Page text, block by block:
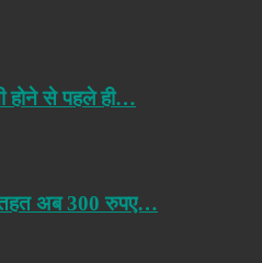
होने से पहले ही…
तहत अब 300 रुपए…